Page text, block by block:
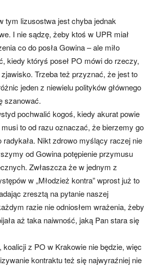
tym lizusostwa jest chyba jednak
I nie sądzę, żeby ktoś w UPR miał
co do posła Gowina – ale miło
kiedy któryś poseł PO mówi do rzeczy,
Trzeba też przyznać, że jest to
jeden z niewielu polityków głównego
szanować.
pochwalić kogoś, kiedy akurat powie
to od razu oznaczać, że bierzemy go
radykała. Nikt zdrowo myślący raczej nie
od Gowina potępienie przymusu
Zwłaszcza że w jednym z
w „Młodzież kontra” wprost już to
zresztą na pytanie naszej
razie nie odniosłem wrażenia, żeby
aż taka naiwność, jaką Pan stara się
z PO w Krakowie nie będzie, więc
kontraktu też się najwyraźniej nie